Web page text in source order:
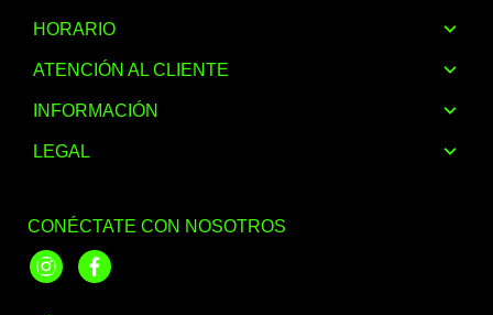
HORARIO
ATENCIÓN AL CLIENTE
INFORMACIÓN
LEGAL
CONÉCTATE CON NOSOTROS
InstagramFacebook